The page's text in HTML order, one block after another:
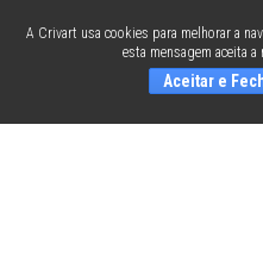
A Crivart usa cookies para melhorar a
esta mensagem aceita
Aceitar e